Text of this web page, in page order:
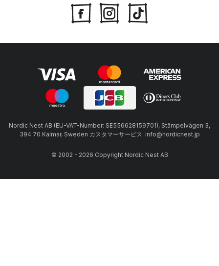
Nordic Nest AB (EU-VAT-Number: SE556628159701), Stämpelvägen 3,
394 70 Kalmar, Sweden カスタマーサービス: info@nordicnest.jp
© 2002 - 2026 Copyright Nordic Nest AB